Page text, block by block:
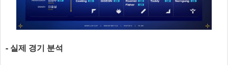
- 실제 경기 분석